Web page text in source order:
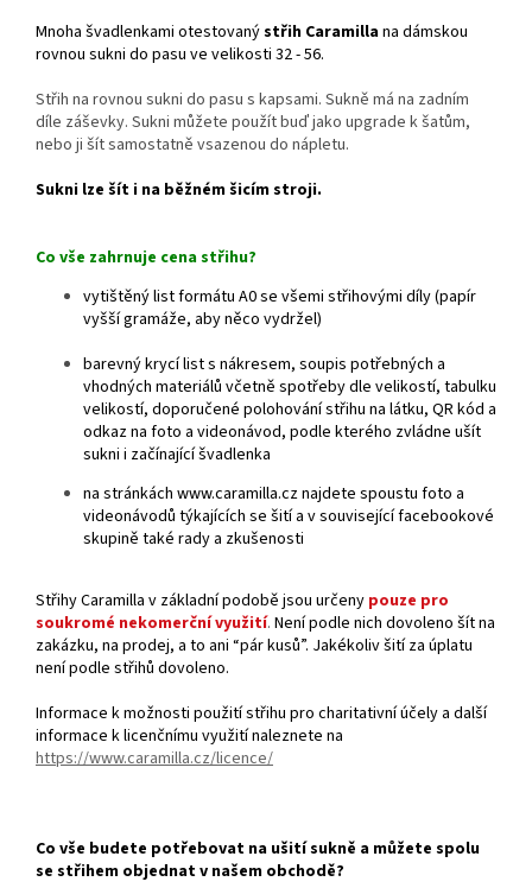
Mnoha švadlenkami otestovanýstřih Caramillana dámskou
rovnou sukni do pasu ve velikosti 32 - 56.
Střih na rovnou sukni do pasu s kapsami. Sukně má na zadním
díle záševky. Sukni můžete použít buď jako upgrade k šatům,
nebo ji šít samostatně vsazenou do nápletu.
Sukni lze šít i na běžném šicím stroji.
Co vše zahrnuje cena střihu?
vytištěný list formátu A0 se všemi střihovými díly (papír
vyšší gramáže, aby něco vydržel)
barevný krycí list s nákresem, soupis potřebných a
vhodných materiálů včetně spotřeby dle velikostí, tabulku
velikostí, doporučené polohování střihu na látku, QR kód a
odkaz na foto a videonávod, podle kterého zvládne ušít
sukni i začínající švadlenka
na stránkách www.caramilla.cz najdete spoustu foto a
videonávodů týkajících se šití a v související facebookové
skupině také rady a zkušenosti
Střihy Caramilla v základní podobě jsou určeny pouze pro
soukromé nekomerční využití. Není podle nich dovoleno šít na
zakázku, na prodej, a to ani “pár kusů”. Jakékoliv šití za úplatu
není podle střihů dovoleno.
Informace k možnosti použití střihu pro charitativní účely a další
informace k licenčnímu využití naleznete na
https://www.caramilla.cz/licence/
Co vše budete potřebovat na ušití sukně a můžete spolu
se střihem objednat v našem obchodě?